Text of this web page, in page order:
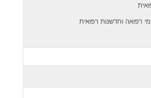
רפואה וחדשנות רפואית